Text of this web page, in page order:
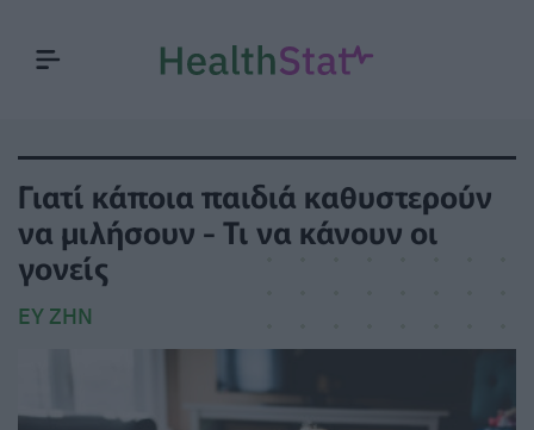
Γιατί κάποια παιδιά καθυστερούν
να μιλήσουν - Τι να κάνουν οι
γονείς
ΕΥ ΖΗΝ